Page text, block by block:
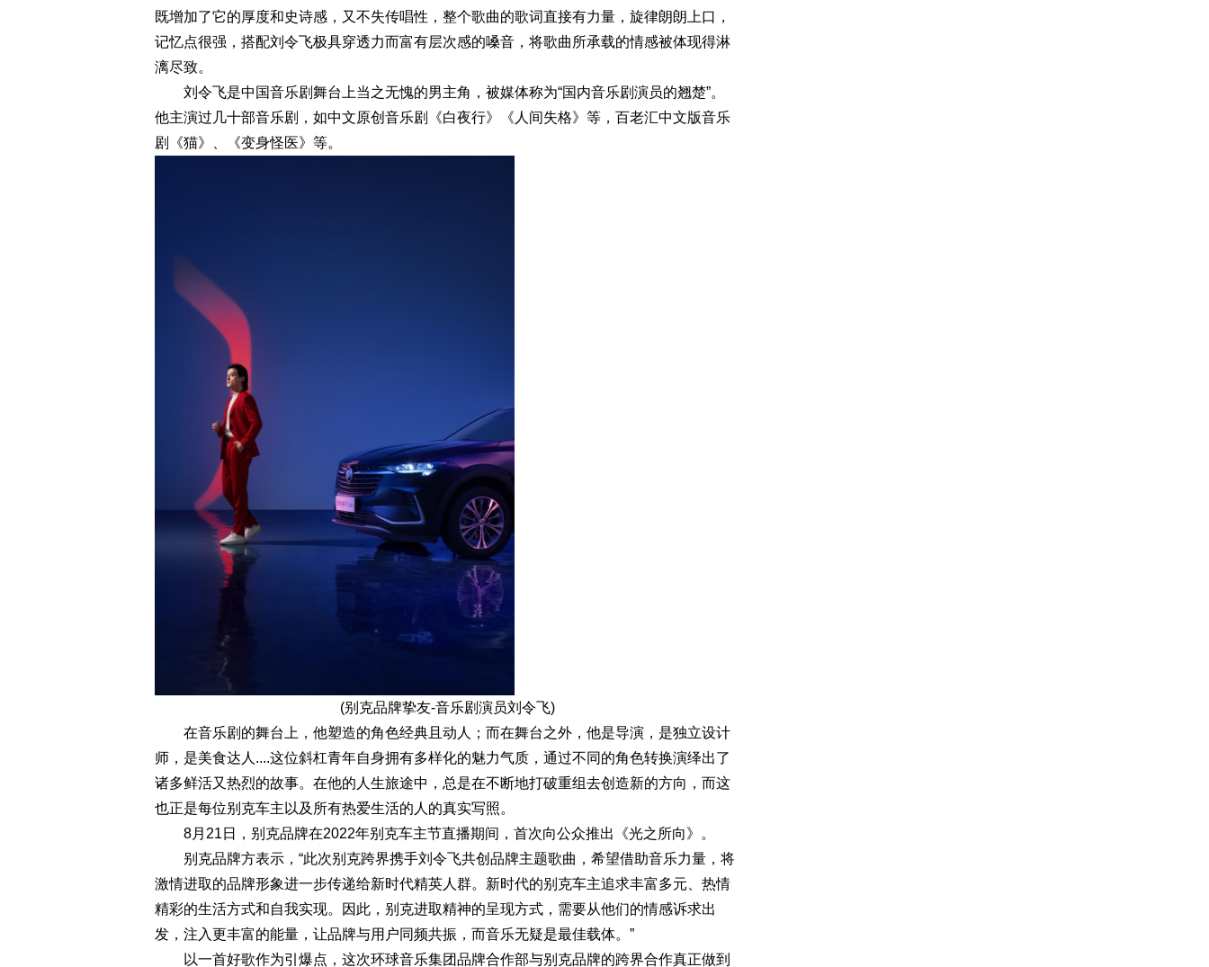
既增加了它的厚度和史诗感，又不失传唱性，整个歌曲的歌词直接有力量，旋律朗朗上口，
记忆点很强，搭配刘令飞极具穿透力而富有层次感的嗓音，将歌曲所承载的情感被体现得淋
漓尽致。
刘令飞是中国音乐剧舞台上当之无愧的男主角，被媒体称为“国内音乐剧演员的翘楚”。
他主演过几十部音乐剧，如中文原创音乐剧《白夜行》《人间失格》等，百老汇中文版音乐
剧《猫》、《变身怪医》等。
(别克品牌挚友-音乐剧演员刘令飞)
在音乐剧的舞台上，他塑造的角色经典且动人；而在舞台之外，他是导演，是独立设计
师，是美食达人....这位斜杠青年自身拥有多样化的魅力气质，通过不同的角色转换演绎出了
诸多鲜活又热烈的故事。在他的人生旅途中，总是在不断地打破重组去创造新的方向，而这
也正是每位别克车主以及所有热爱生活的人的真实写照。
8月21日，别克品牌在2022年别克车主节直播期间，首次向公众推出《光之所向》。
别克品牌方表示，“此次别克跨界携手刘令飞共创品牌主题歌曲，希望借助音乐力量，将
激情进取的品牌形象进一步传递给新时代精英人群。新时代的别克车主追求丰富多元、热情
精彩的生活方式和自我实现。因此，别克进取精神的呈现方式，需要从他们的情感诉求出
发，注入更丰富的能量，让品牌与用户同频共振，而音乐无疑是最佳载体。”
以一首好歌作为引爆点，这次环球音乐集团品牌合作部与别克品牌的跨界合作真正做到